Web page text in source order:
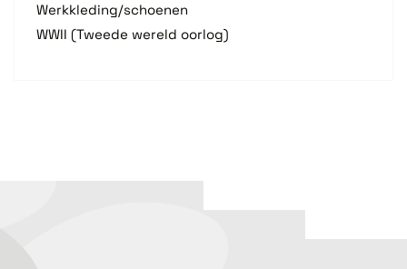
Werkkleding/schoenen
WWII (Tweede wereld oorlog)